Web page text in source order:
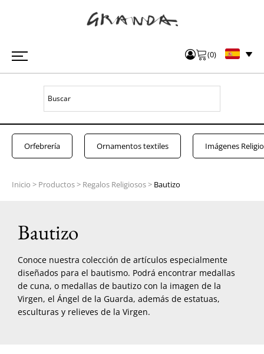
(0)
Orfebrería Ornamentos textiles Imágenes
Inicio > Productos> Regalos Religiosos> Bautizo
Bautizo
Conoce nuestra colección de artículos especialmente
diseñados para el bautismo. Podrá encontrar medallas
de cuna, o medallas de bautizo con la imagen de la
Virgen, el Ángel de la Guarda, además de estatuas,
esculturas y relieves de la Virgen.